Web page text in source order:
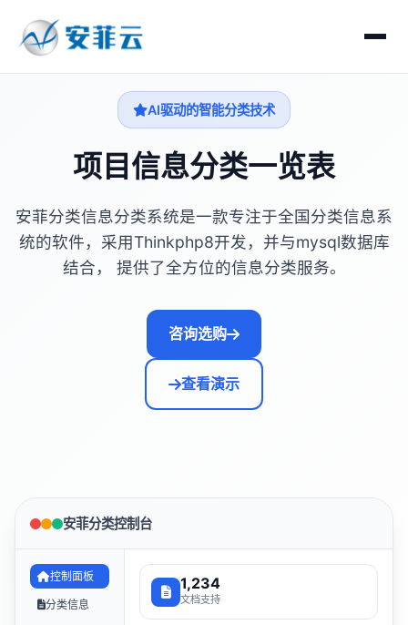
AI驱动的智能分类技术
项目信息分类一览表
安菲分类信息分类系统是一款专注于全国分类信息系
统的软件，采用Thinkphp8开发，并与mysql数据库
结合， 提供了全方位的信息分类服务。
咨询选购
查看演示
安菲分类控制台
控制面板
分类信息
1,234
文档支持